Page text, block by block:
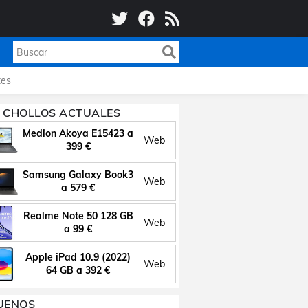
CHOLLOS ACTUALES
Medion Akoya E15423 a
399 €
Web
Samsung Galaxy Book3
a 579 €
Web
Realme Note 50 128 GB
a 99 €
Web
Apple iPad 10.9 (2022)
64 GB a 392 €
Web